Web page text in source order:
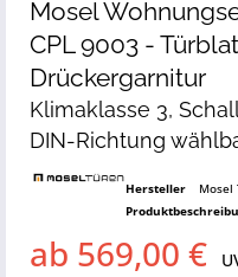
Mosel
CPL 9003 -
Drückergarnitur
Klimaklasse 3,
DIN-Richtung
Hersteller
Mosel
ab 569,00 €